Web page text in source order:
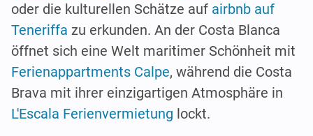
oder die kulturellen Schätze auf airbnb auf
Teneriffa zu erkunden. An der Costa Blanca
öffnet sich eine Welt maritimer Schönheit mit
Ferienappartments Calpe, während die Costa
Brava mit ihrer einzigartigen Atmosphäre in
L'Escala Ferienvermietung lockt.